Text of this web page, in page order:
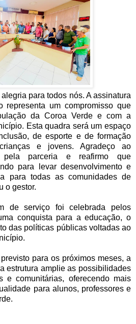
para todos nós. A assinatura
representa um compromisso que
da Coroa Verde e com a
Esta quadra será um espaço
de esporte e de formação
e jovens. Agradeço ao
pela parceria e reafirmo que
para levar desenvolvimento e
para todas as comunidades de
o gestor.
de serviço foi celebrada pelos
conquista para a educação, o
das políticas públicas voltadas ao
para os próximos meses, a
estrutura amplie as possibilidades
e comunitárias, oferecendo mais
para alunos, professores e